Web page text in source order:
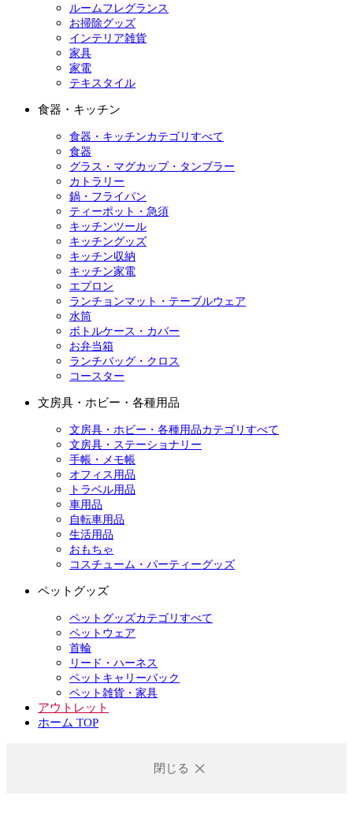
ルームフレグランス
お掃除グッズ
インテリア雑貨
家具
家電
テキスタイル
食器・キッチン
食器・キッチンカテゴリすべて
食器
グラス・マグカップ・タンブラー
カトラリー
鍋・フライパン
ティーポット・急須
キッチンツール
キッチングッズ
キッチン収納
キッチン家電
エプロン
ランチョンマット・テーブルウェア
水筒
ボトルケース・カバー
お弁当箱
ランチバッグ・クロス
コースター
文房具・ホビー・各種用品
文房具・ホビー・各種用品カテゴリすべて
文房具・ステーショナリー
手帳・メモ帳
オフィス用品
トラベル用品
車用品
自転車用品
生活用品
おもちゃ
コスチューム・パーティーグッズ
ペットグッズ
ペットグッズカテゴリすべて
ペットウェア
首輪
リード・ハーネス
ペットキャリーバック
ペット雑貨・家具
アウトレット
ホーム TOP
閉じる